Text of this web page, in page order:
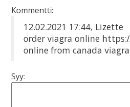
Kommentti:
12.02.2021 17:44, Lizette
order viagra online
online from canada
Syy: